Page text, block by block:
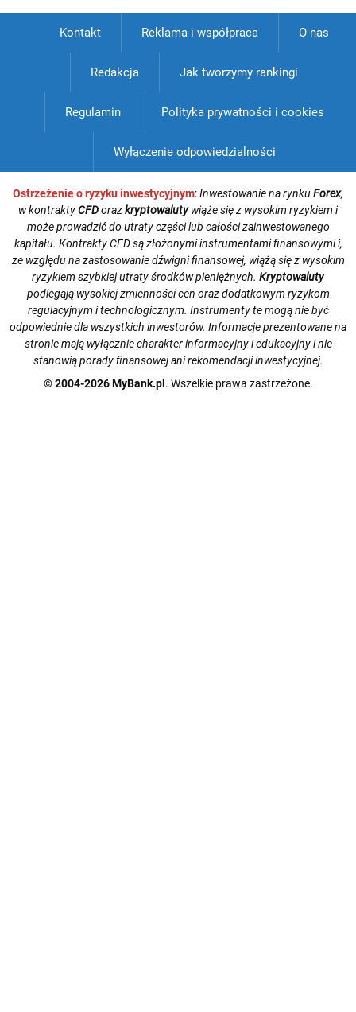
Kontakt Reklama i współpraca O nas
Redakcja Jak tworzymy rankingi
Regulamin Polityka prywatności i cookies
Wyłączenie odpowiedzialności
Ostrzeżenie o ryzyku inwestycyjnym:Inwestowanie na rynkuForex,
w kontraktyCFDorazkryptowalutywiąże się z wysokim ryzykiem i
może prowadzić do utraty części lub całości zainwestowanego
kapitału. Kontrakty CFD są złożonymi instrumentami finansowymi i,
ze względu na zastosowanie dźwigni finansowej, wiążą się z wysokim
ryzykiem szybkiej utraty środków pieniężnych. Kryptowaluty
podlegają wysokiej zmienności cen oraz dodatkowym ryzykom
regulacyjnym i technologicznym. Instrumenty te mogą nie być
odpowiednie dla wszystkich inwestorów. Informacje prezentowane na
stronie mają wyłącznie charakter informacyjny i edukacyjny i nie
stanowią porady finansowej ani rekomendacji inwestycyjnej.
© 2004-2026 MyBank.pl. Wszelkie prawa zastrzeżone.